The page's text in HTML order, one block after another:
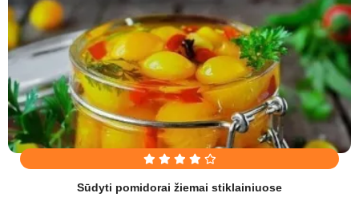
Sūdyti pomidorai žiemai stiklainiuose